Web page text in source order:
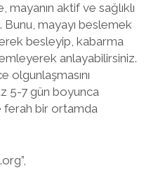
aktif ve sağlıklı
Bunu, mayayı beslemek
besleyip, kabarma
anlayabilirsiniz.
olgunlaşmasını
5-7 gün boyunca
ferah bir ortamda